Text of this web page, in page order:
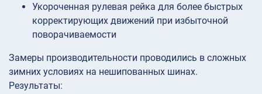
Укороченная рулевая рейка для более быстрых
корректирующих движений при избыточной
поворачиваемости
Замеры производительности проводились в сложных
зимних условиях на нешипованных шинах.
Результаты: